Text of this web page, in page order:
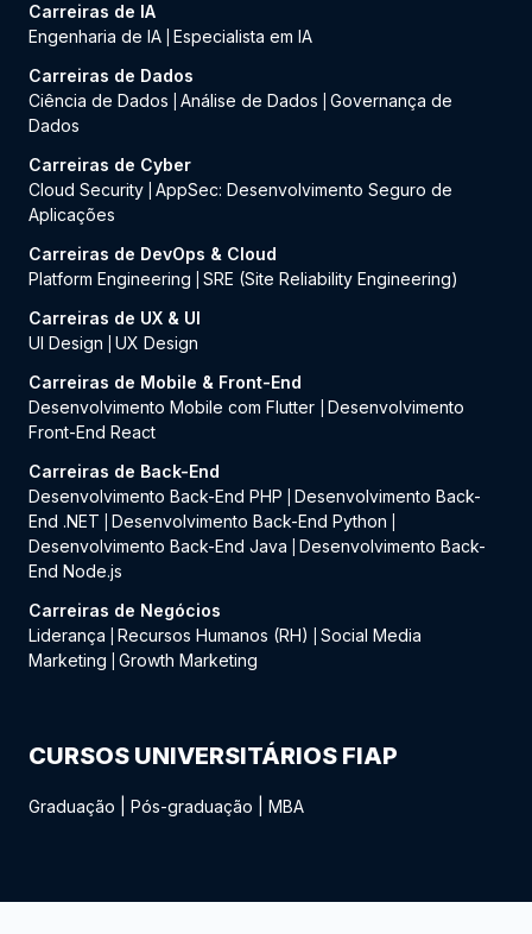
Carreiras de IA
Engenharia de IA Especialista em IA
Carreiras de Dados
Ciência de Dados
Análise de Dados
Governança de
Dados
Carreiras de Cyber
Cloud Security AppSec: Desenvolvimento Seguro de
Aplicações
Carreiras de DevOps & Cloud
Platform Engineering
SRE (Site Reliability Engineering)
Carreiras de UX & UI
UI Design
UX Design
Carreiras de Mobile & Front-End
Desenvolvimento Mobile com Flutter
Desenvolvimento
Front-End React
Carreiras de Back-End
Desenvolvimento Back-End PHP
Desenvolvimento Back-
End .NET
Desenvolvimento Back-End Python
Desenvolvimento Back-End Java
Desenvolvimento Back-
End Node.js
Carreiras de Negócios
Liderança
Recursos Humanos (RH)
Social Media
Marketing
Growth Marketing
CURSOS UNIVERSITÁRIOS FIAP
Graduação Pós-graduação MBA